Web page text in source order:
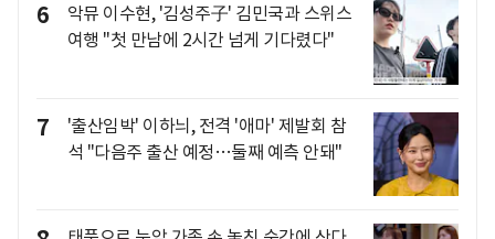
6
악뮤 이수현, '김성주子' 김민국과 스위스
여행 "첫 만남에 2시간 넘게 기다렸다"
7
'출산임박' 이하늬, 전격 '애마' 제발회 참
석 "다음주 출산 예정…둘째 예측 안돼"